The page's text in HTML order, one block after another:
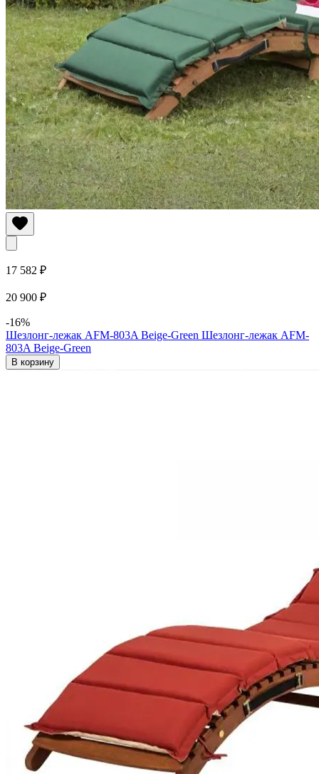
17 582 ₽
20 900 ₽
-16%
Шезлонг-лежак AFM-803A Beige-Green Шезлонг-лежак AFM-
803A Beige-Green
В корзину